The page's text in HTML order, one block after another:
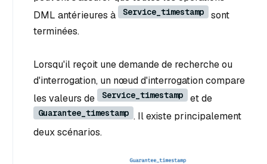
DML antérieures à
Service_timestamp
sont
terminées.
Lorsqu'il reçoit une demande de recherche ou
d'interrogation, un nœud d'interrogation compare
les valeurs de
Service_timestamp et de
Guarantee_timestamp . Il existe principalement
deux scénarios.